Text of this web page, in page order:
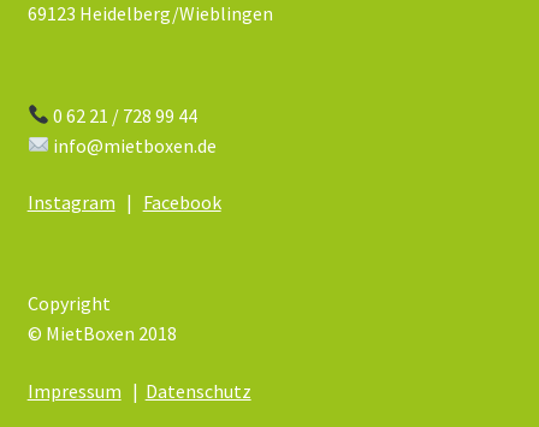
69123 Heidelberg/Wieblingen
0 62 21 / 728 99 44
info@mietboxen.de
Instagram | Facebook
Copyright
© MietBoxen 2018
Impressum | Datenschutz